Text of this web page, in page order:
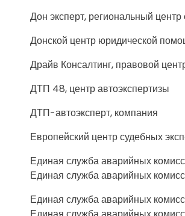
Дон эксперт, региональный центр
Донской центр юридической
Драйв Консалтинг, правовой
ДТП 48, центр автоэкспертизы
ДТП-автоэксперт, компания
Европейский центр судебных
Единая служба аварийных
Единая служба аварийных
Единая служба аварийных